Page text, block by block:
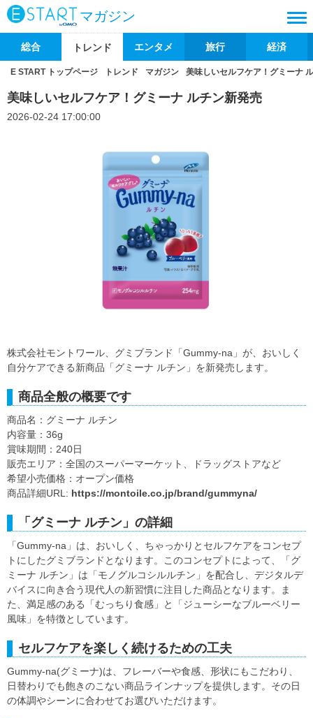
マガジン
総合 トレンド エンタメ 旅行 経済
E START トップページ トレンド マガジン 美味しいセルフケア！グミーナ
美味しいセルフケア！グミーナ ルチン新発売
2026-02-24 17:00:00
株式会社モントワール、グミブランド「Gummy-na」が、おいしく
自分ケアできる新商品「グミーナ ルチン」を新発売します。
商品全般の概要です
商品名：グミーナ ルチン
内容量：36g
賞味期間：240日
販売エリア：全国のスーパーマーケット、ドラッグストアなど
希望小売価格：オープン価格
商品詳細URL: https://montoile.co.jp/brand/gummyna/
「グミーナ ルチン」の詳細
「Gummy-na」は、おいしく、ちゃっかりとセルフケアをコンセプ
トにしたグミブランドとなります。このコンセプトによって、「グ
ミーナ ルチン」は「モノグルコシルルチン」を配合し、デジタルデ
バイスに向き合う現代人の新習慣に注目した商品となります。ま
た、満足感のある「むっちり食感」と「ジューシーなブルーベリー
風味」を特徴としています。
セルフケアを楽しく続けるための工夫
Gummy-na(グミーナ)は、フレーバーや食感、形状にもこだわり、
日替わりでも飽きのこない商品ラインナップを提供します。その日
の体調やシーンに合わせてお選びいただけます。